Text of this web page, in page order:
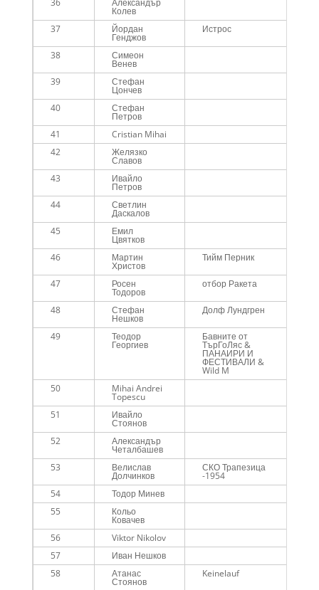
36 Александър
Колев
37 Йордан
Генджов
Истрос
38
Симеон
Венев
39 Стефан
Цончев
40 Стефан
Петров
41 Cristian Mihai
42
Желязко
Славов
43 Ивайло
Петров
44 Светлин
Даскалов
45 Емил
Цвятков
46
Мартин
Христов
Тийм Перник
47 Росен
Тодоров
отбор Ракета
48 Стефан
Нешков
Долф Лундгрен
49 Теодор
Георгиев
Бавните от
ТърГоЛяс &
ПАНАИРИ И
ФЕСТИВАЛИ &
Wild M
50 Mihai Andrei
Topescu
51 Ивайло
Стоянов
52 Александър
Четалбашев
53 Велислав
Долчинков
СКО Трапезица
-1954
54 Тодор Минев
55
Кольо
Ковачев
56
Viktor Nikolov
57
Иван Нешков
58
Атанас
Стоянов
Keinelauf